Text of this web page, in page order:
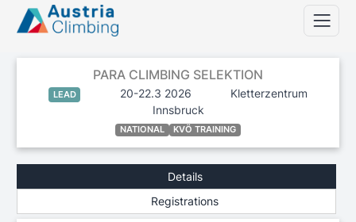
PARA CLIMBING SELEKTION
LEAD 20-22.3 2026
Kletterzentrum
Innsbruck
NATIONAL KVÖ TRAINING
Details
Registrations